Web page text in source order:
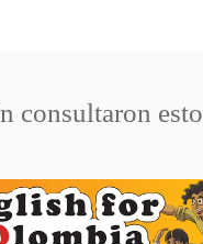
consultaron